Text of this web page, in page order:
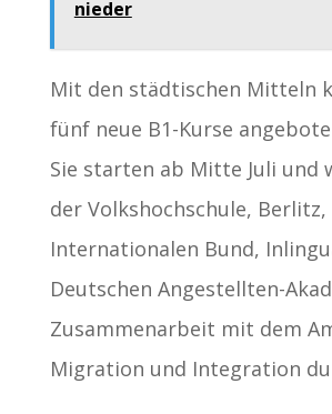
nieder
Mit den städtischen Mitteln
fünf neue B1-Kurse
Sie starten ab Mitte Juli und
der Volkshochschule, Berlitz,
Internationalen Bund,
Deutschen Angestellten-
Zusammenarbeit mit dem
Migration und Integration